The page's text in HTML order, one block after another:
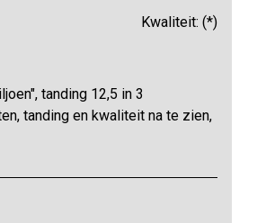
Kwaliteit: (*)
tanding 12,5 in 3
tanding en kwaliteit na te zien,